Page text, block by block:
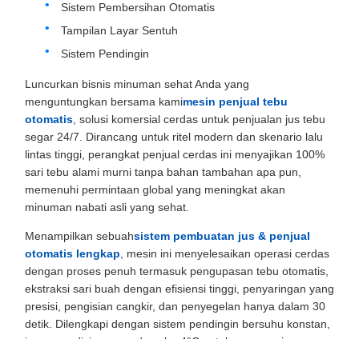
Sistem Pembersihan Otomatis
Tampilan Layar Sentuh
Sistem Pendingin
Luncurkan bisnis minuman sehat Anda yang
menguntungkan bersama kamimesin penjual tebu
otomatis , solusi komersial cerdas untuk penjualan jus tebu
segar 24/7. Dirancang untuk ritel modern dan skenario lalu
lintas tinggi, perangkat penjual cerdas ini menyajikan 100%
sari tebu alami murni tanpa bahan tambahan apa pun,
memenuhi permintaan global yang meningkat akan
minuman nabati asli yang sehat.
Menampilkan sebuahsistem pembuatan jus & penjual
otomatis lengkap , mesin ini menyelesaikan operasi cerdas
dengan proses penuh termasuk pengupasan tebu otomatis,
ekstraksi sari buah dengan efisiensi tinggi, penyaringan yang
presisi, pengisian cangkir, dan penyegelan hanya dalam 30
detik. Dilengkapi dengan sistem pendingin bersuhu konstan,